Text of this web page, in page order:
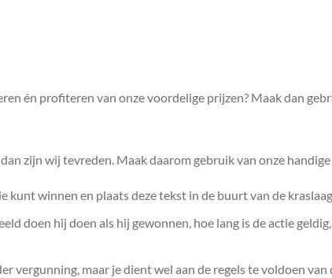
én profiteren van onze voordelige prijzen? Maak dan
zijn wij tevreden. Maak daarom gebruik van onze
winnen en plaats deze tekst in de buurt van de
doen hij doen als hij gewonnen, hoe lang is de actie
vergunning, maar je dient wel aan de regels te voldoen van